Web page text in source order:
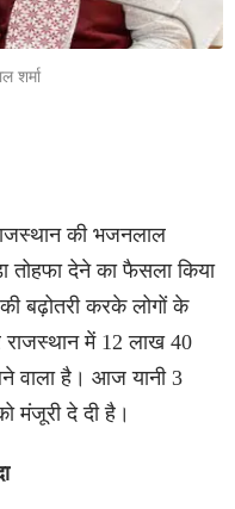
शर्मा
की भजनलाल
तोहफा देने का फैसला किया
बढ़ोतरी करके लोगों के
में 12 लाख 40
वाला है। आज यानी 3
मंजूरी दे दी है।